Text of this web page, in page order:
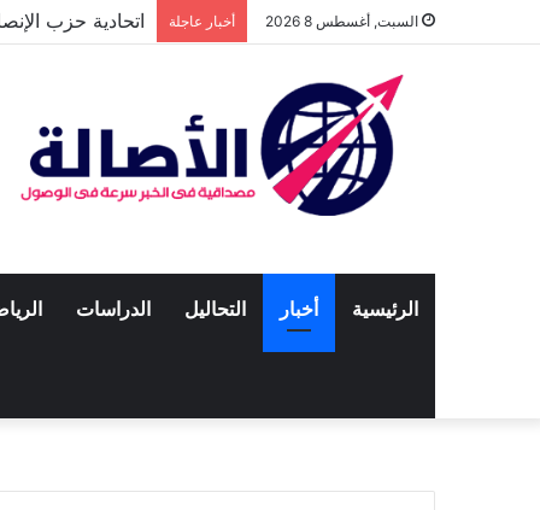
السبت, أغسطس 8 2026 أخبار عاجلة اتحادية حزب
الرئيسية أخبار التحاليل الدراسات